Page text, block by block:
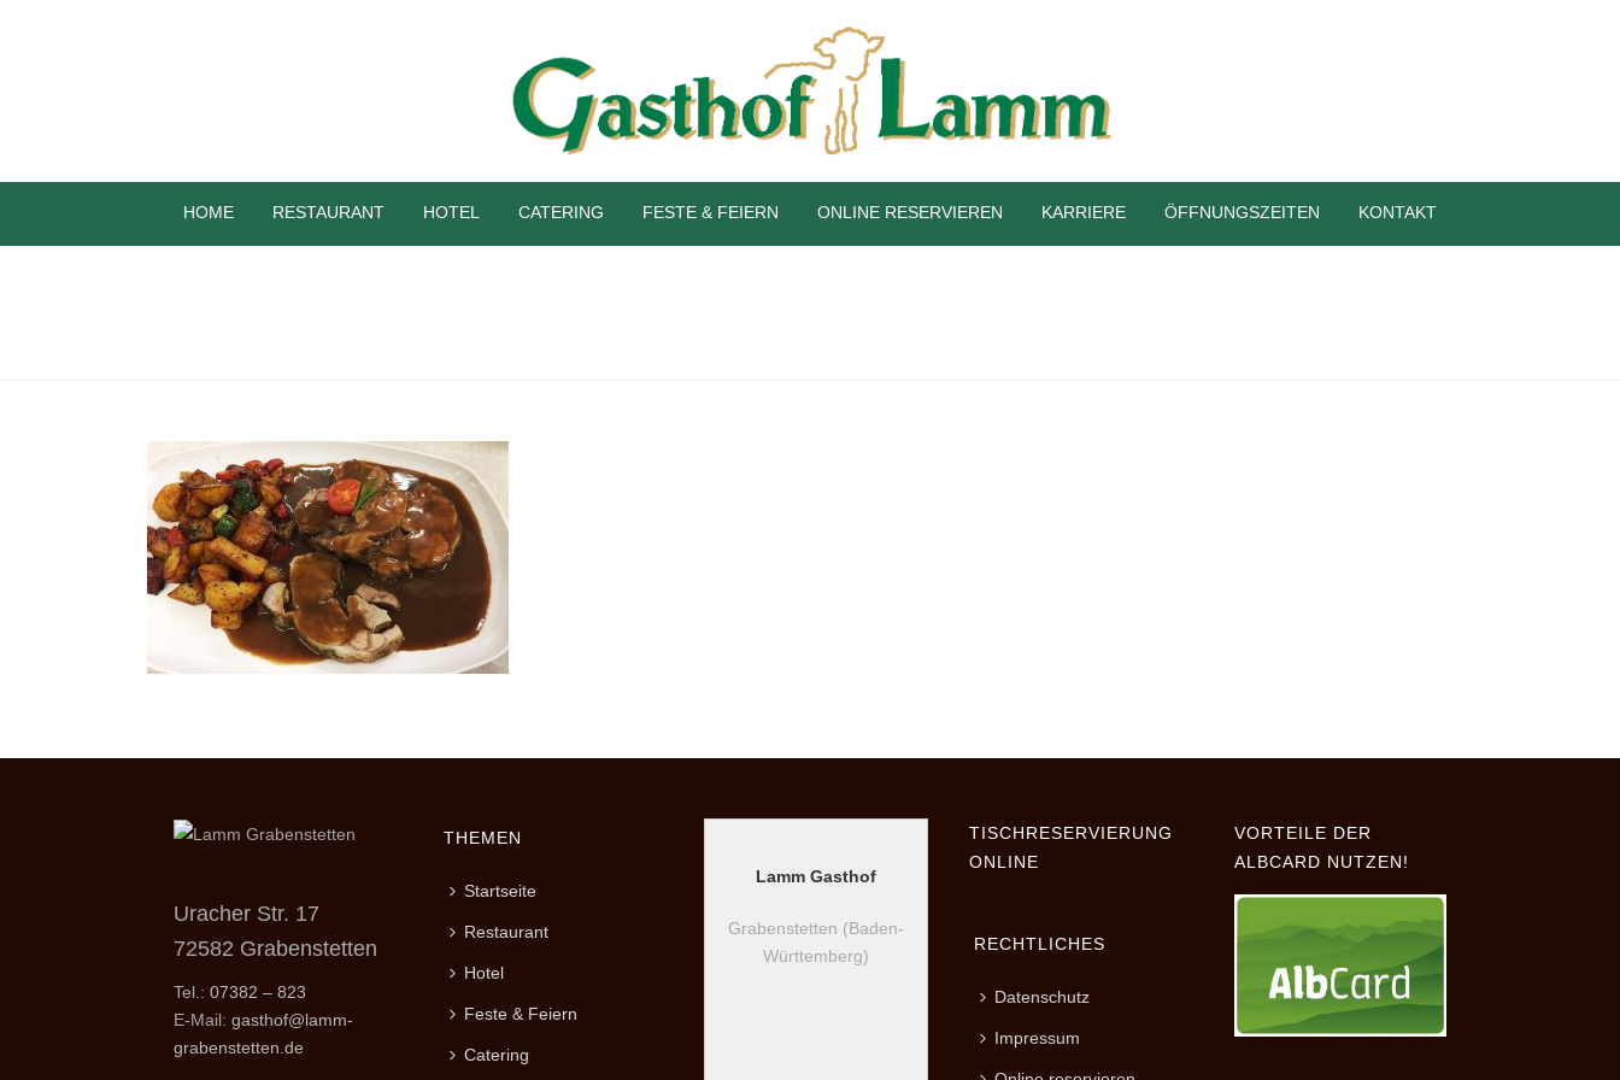
HOME RESTAURANT HOTEL CATERING FESTE & FEIERN ONLINE RESERVIEREN KARRIERE ÖFFNUNGSZEITEN KONTAKT
Uracher Str. 17
72582 Grabenstetten
Tel.: 07382 – 823
E-Mail: gasthof@lamm-
grabenstetten.de
THEMEN
Startseite
Restaurant
Hotel
Feste & Feiern
Catering
Lamm Gasthof
Grabenstetten (Baden-
Württemberg)
TISCHRESERVIERUNG
ONLINE
RECHTLICHES
Datenschutz
Impressum
VORTEILE DER
ALBCARD NUTZEN!